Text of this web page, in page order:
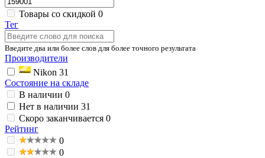
Товары со скидкой 0
Тег
Введите два или более слов для более точного результата
Производители
Nikon 31
Состояние на складе
В наличии 0
Нет в наличии 31
Скоро заканчивается 0
Рейтинг
0
0